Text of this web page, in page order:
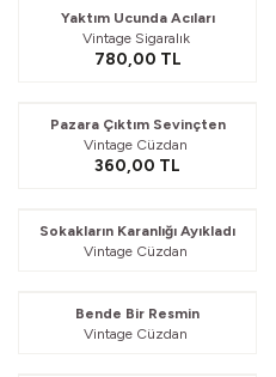
Yaktım Ucunda Acıları
Vintage Sigaralık
780,00 TL
Pazara Çıktım Sevinçten
Vintage Cüzdan
360,00 TL
Sokakların Karanlığı Ayıkladı
Vintage Cüzdan
Bende Bir Resmin
Vintage Cüzdan